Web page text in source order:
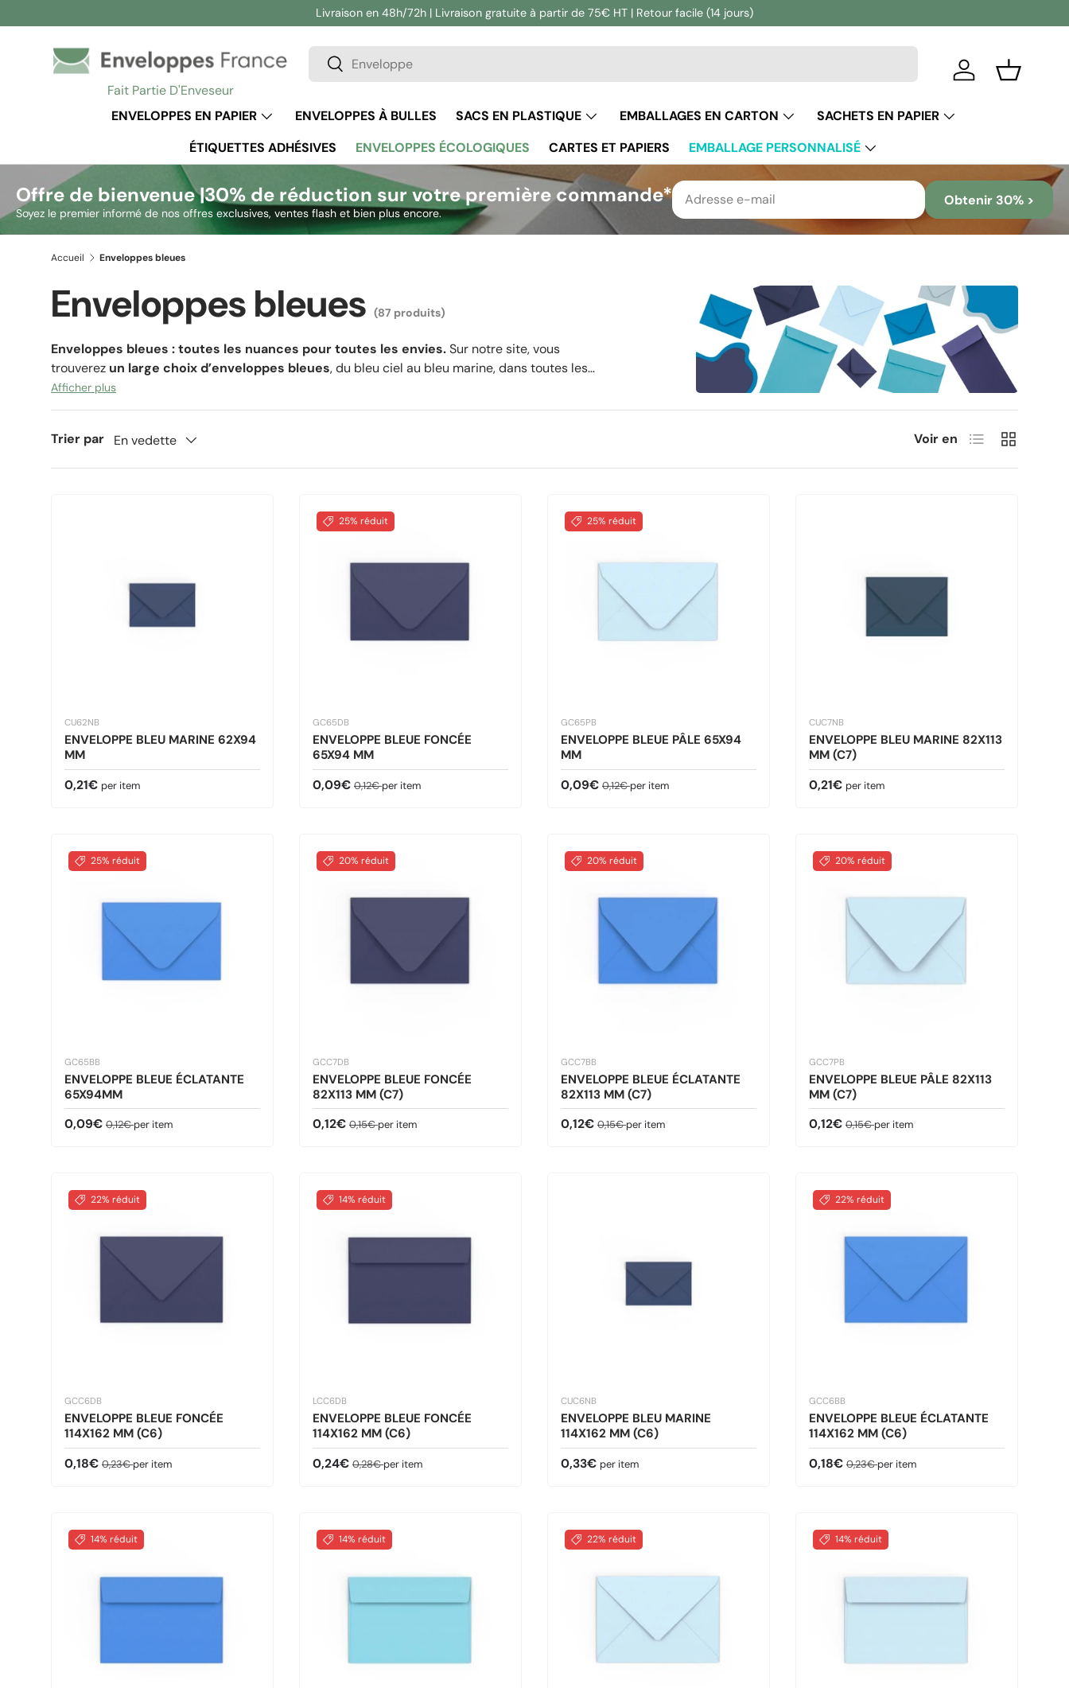
Aller au contenu
Livraison en 48h/72h | Livraison gratuite à partir de 75€ HT | Retour facile (14 jours)
Fait Partie D'Enveseur
Recherche
Rechercher
Se connecter
Panier
ENVELOPPES EN PAPIER ENVELOPPES À BULLES SACS EN PLASTIQUE EMBALLAGES EN CARTON
SACHETS EN PAPIER
ÉTIQUETTES ADHÉSIVES
ENVELOPPES ÉCOLOGIQUES CARTES ET PAPIERS EMBALLAGE PERSONNALISÉ
Offre de bienvenue |30% de réduction sur votre première commande*
Soyez le premier informé de nos offres exclusives, ventes flash et bien plus encore.
Obtenir 30% >
Accueil Enveloppes bleues
Enveloppes bleues (87 produits)
Enveloppes bleues : toutes les nuances pour toutes les envies.Sur notre site, vous
trouverez un large choix d’enveloppes bleues, du bleu ciel au bleu marine, dans toutes les
tailles. Nous proposons également
des enveloppes carrées Clariana, avec rabats et différents types de fermeture :gommée,
!
Afficher plus
Trier par En vedette Voir en Liste Grille
CU62NB
ENVELOPPE BLEU MARINE 62X94
MM
Prix habituel
0,21€ per item
25% réduit
GC65DB
ENVELOPPE BLEUE FONCÉE
65X94 MM
Prix soldé
0,09€ Prix habituel
0,12€per item
25% réduit
GC65PB
ENVELOPPE BLEUE PÂLE 65X94
MM
Prix soldé
0,09€ Prix habituel
0,12€per item
CUC7NB
ENVELOPPE BLEU MARINE 82X113
MM (C7)
Prix habituel
0,21€ per item
25% réduit
GC65BB
ENVELOPPE BLEUE ÉCLATANTE
65X94MM
Prix soldé
0,09€ Prix habituel
0,12€per item
20% réduit
GCC7DB
ENVELOPPE BLEUE FONCÉE
82X113 MM (C7)
Prix soldé
0,12€ Prix habituel
0,15€per item
20% réduit
GCC7BB
ENVELOPPE BLEUE ÉCLATANTE
82X113 MM (C7)
Prix soldé
0,12€ Prix habituel
0,15€per item
20% réduit
GCC7PB
ENVELOPPE BLEUE PÂLE 82X113
MM (C7)
Prix soldé
0,12€ Prix habituel
0,15€per item
22% réduit
GCC6DB
ENVELOPPE BLEUE FONCÉE
114X162 MM (C6)
Prix soldé
0,18€ Prix habituel
0,23€per item
14% réduit
LCC6DB
ENVELOPPE BLEUE FONCÉE
114X162 MM (C6)
Prix soldé
0,24€ Prix habituel
0,28€per item
CUC6NB
ENVELOPPE BLEU MARINE
114X162 MM (C6)
Prix habituel
0,33€ per item
22% réduit
GCC6BB
ENVELOPPE BLEUE ÉCLATANTE
114X162 MM (C6)
Prix soldé
0,18€ Prix habituel
0,23€per item
14% réduit 14% réduit 22% réduit 14% réduit